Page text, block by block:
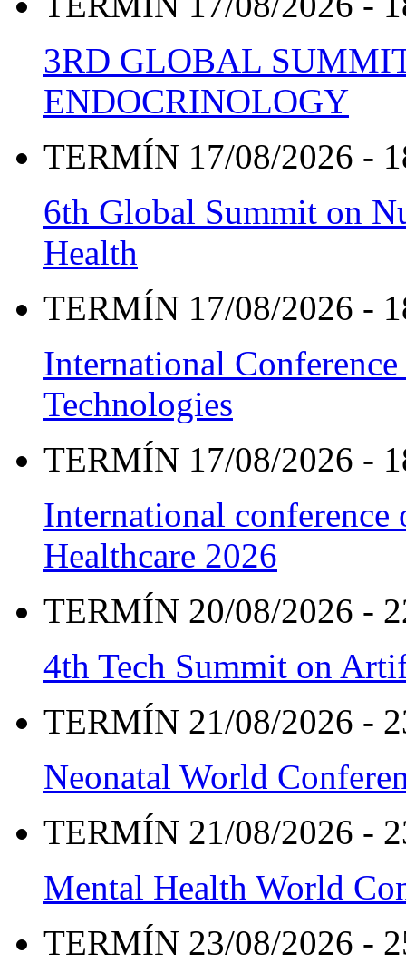
3RD GLOBAL
ENDOCRINOLOGY
TERMÍN 17/08/2026 -
6th Global Summit on
Health
TERMÍN 17/08/2026 -
International
Technologies
TERMÍN 17/08/2026 -
International
Healthcare 2026
TERMÍN 20/08/2026 -
4th Tech Summit on
TERMÍN 21/08/2026 -
Neonatal World
TERMÍN 21/08/2026 -
Mental Health World
TERMÍN 23/08/2026 -